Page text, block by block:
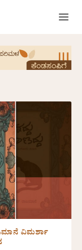
ವಿಮರ್ಶಾ